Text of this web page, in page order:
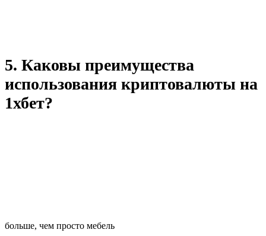
5. Каковы преимущества
использования криптовалюты на
1хбет?
больше, чем просто мебель